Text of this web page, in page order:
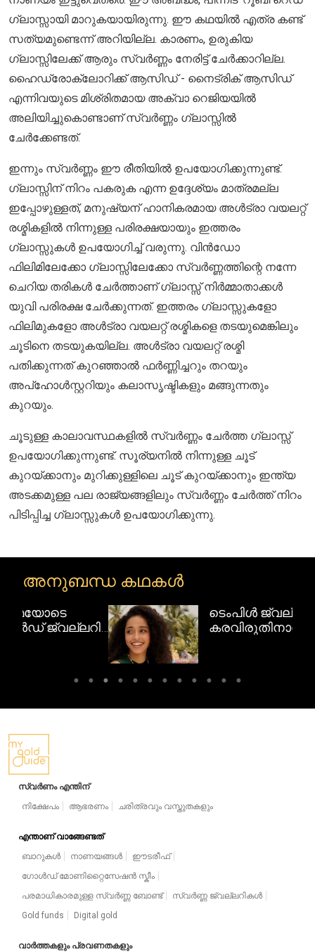
ഗ്ലാസ്സായി മാറുകയായിരുന്നു. ഈ കഥയിൽ എത്ര കണ്ട്
സത്യമുണ്ടെന്ന് അറിയില്ല. കാരണം, ഉരുകിയ
ഗ്ലാസ്സിലേക്ക് ആരും സ്വർണ്ണം നേരിട്ട് ചേർക്കാറില്ല.
ഹൈഡ്രോക്ലോറിക്ക് ആസിഡ് - നൈട്രിക് ആസിഡ്
എന്നിവയുടെ മിശ്രിതമായ അക്വാ റെജിയയിൽ
അലിയിച്ചുകൊണ്ടാണ് സ്വർണ്ണം ഗ്ലാസ്സിൽ
ചേർക്കേണ്ടത്.
ഇന്നും സ്വർണ്ണം ഈ രീതിയിൽ ഉപയോഗിക്കുന്നുണ്ട്.
ഗ്ലാസ്സിന് നിറം പകരുക എന്ന ഉദ്ദേശ്യം മാത്രമല്ല
ഇപ്പോഴുള്ളത്, മനുഷ്യന് ഹാനികരമായ അൾട്രാ വയലറ്റ്
രശ്മികളിൽ നിന്നുള്ള പരിരക്ഷയായും ഇത്തരം
ഗ്ലാസ്സുകൾ ഉപയോഗിച്ച് വരുന്നു. വിൻഡോ
ഫിലിമിലേക്കോ ഗ്ലാസ്സിലേക്കോ സ്വർണ്ണത്തിന്റെ നന്നേ
ചെറിയ തരികൾ ചേർത്താണ് ഗ്ലാസ്സ് നിർമ്മാതാക്കൾ
യുവി പരിരക്ഷ ചേർക്കുന്നത്. ഇത്തരം ഗ്ലാസ്സുകളോ
ഫിലിമുകളോ അൾട്രാ വയലറ്റ് രശ്മികളെ തടയുമെങ്കിലും
ചൂടിനെ തടയുകയില്ല. അൾട്രാ വയലറ്റ് രശ്മി
പതിക്കുന്നത് കുറഞ്ഞാൽ ഫർണ്ണിച്ചറും തറയും
അപ്ഹോൾസ്റ്ററിയും കലാസൃഷ്ടികളും മങ്ങുന്നതും
കുറയും.
ചൂടുള്ള കാലാവസ്ഥകളിൽ സ്വർണ്ണം ചേർത്ത ഗ്ലാസ്സ്
ഉപയോഗിക്കുന്നുണ്ട്. സൂര്യനിൽ നിന്നുള്ള ചൂട്
കുറയ്ക്കാനും മുറിക്കുള്ളിലെ ചൂട് കുറയ്ക്കാനും ഇന്ത്യ
അടക്കമുള്ള പല രാജ്യങ്ങളിലും സ്വർണ്ണം ചേർത്ത് നിറം
പിടിപ്പിച്ച ഗ്ലാസ്സുകൾ ഉപയോഗിക്കുന്നു.
അനുബന്ധ കഥകൾ
ടെംപിൾ ജ്വല്ലറി:
കരവിരുതിനാൽ തീർത്ത
ദക്ഷിണേന്ത്യൻ
സ്വർണവിസ്മയങ്ങൾ
സ്വർണം എന്തിന്
നിക്ഷേപം
ആഭരണം ചരിത്രവും വസ്തുതകളും
എന്താണ് വാങ്ങേണ്ടത്
ബാറുകൾ
നാണയങ്ങൾ
ഈടരീഫ്
ഗോൾഡ് മോണിറ്റൈസേഷൻ സ്കീം
പരമാധികാരമുള്ള സ്വർണ്ണ ബോണ്ട്
സ്വർണ്ണ ജ്വല്ലറികൾ
Gold funds
Digital gold
വാർത്തകളും പ്രവണതകളും